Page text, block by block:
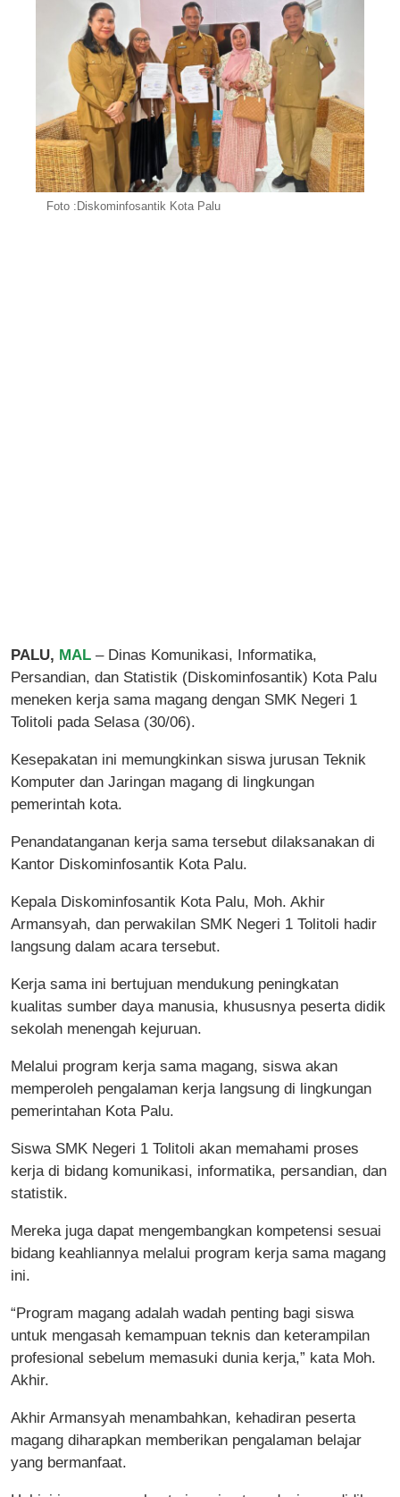
Foto :Diskominfosantik Kota Palu
PALU, MAL – Dinas Komunikasi, Informatika,
Persandian, dan Statistik (Diskominfosantik) Kota Palu
meneken kerja sama magang dengan SMK Negeri 1
Tolitoli pada Selasa (30/06).
Kesepakatan ini memungkinkan siswa jurusan Teknik
Komputer dan Jaringan magang di lingkungan
pemerintah kota.
Penandatanganan kerja sama tersebut dilaksanakan di
Kantor Diskominfosantik Kota Palu.
Kepala Diskominfosantik Kota Palu, Moh. Akhir
Armansyah, dan perwakilan SMK Negeri 1 Tolitoli hadir
langsung dalam acara tersebut.
Kerja sama ini bertujuan mendukung peningkatan
kualitas sumber daya manusia, khususnya peserta didik
sekolah menengah kejuruan.
Melalui program kerja sama magang, siswa akan
memperoleh pengalaman kerja langsung di lingkungan
pemerintahan Kota Palu.
Siswa SMK Negeri 1 Tolitoli akan memahami proses
kerja di bidang komunikasi, informatika, persandian, dan
statistik.
Mereka juga dapat mengembangkan kompetensi sesuai
bidang keahliannya melalui program kerja sama magang
ini.
“Program magang adalah wadah penting bagi siswa
untuk mengasah kemampuan teknis dan keterampilan
profesional sebelum memasuki dunia kerja,” kata Moh.
Akhir.
Akhir Armansyah menambahkan, kehadiran peserta
magang diharapkan memberikan pengalaman belajar
yang bermanfaat.